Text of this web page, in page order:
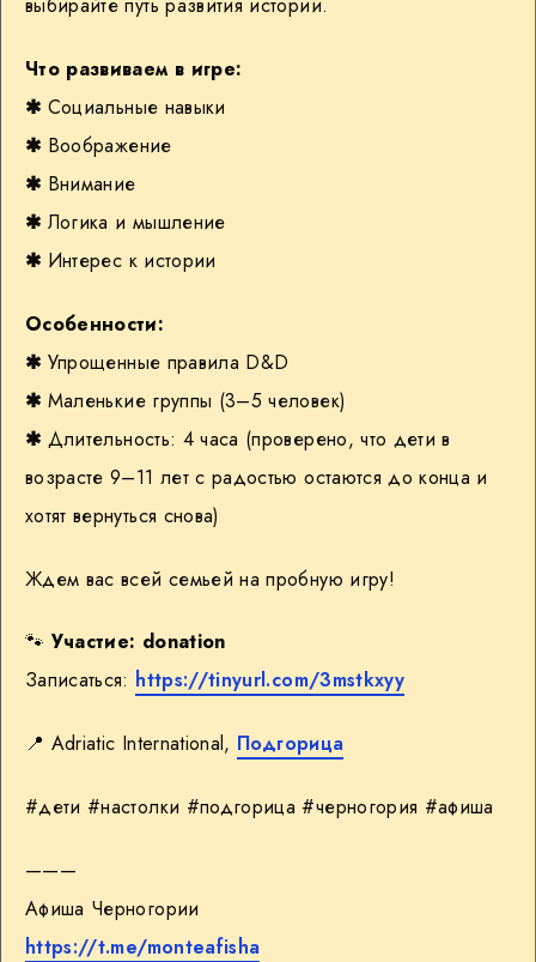
выбирайте путь развития истории.
Что развиваем в игре:
✱ Социальные навыки
✱ Воображение
✱ Внимание
✱ Логика и мышление
✱ Интерес к истории
Особенности:
✱ Упрощенные правила D&D
✱ Маленькие группы (3–5 человек)
✱ Длительность: 4 часа (проверено, что дети в
возрасте 9–11 лет с радостью остаются до конца и
хотят вернуться снова)
Ждем вас всей семьей на пробную игру!
🐾 Участие: donation
Записаться: https://tinyurl.com/3mstkxyy
📍 Adriatic International, Подгорица
#дети #настолки #подгорица #черногория #афиша
———
Афиша Черногории
https://t.me/monteafisha